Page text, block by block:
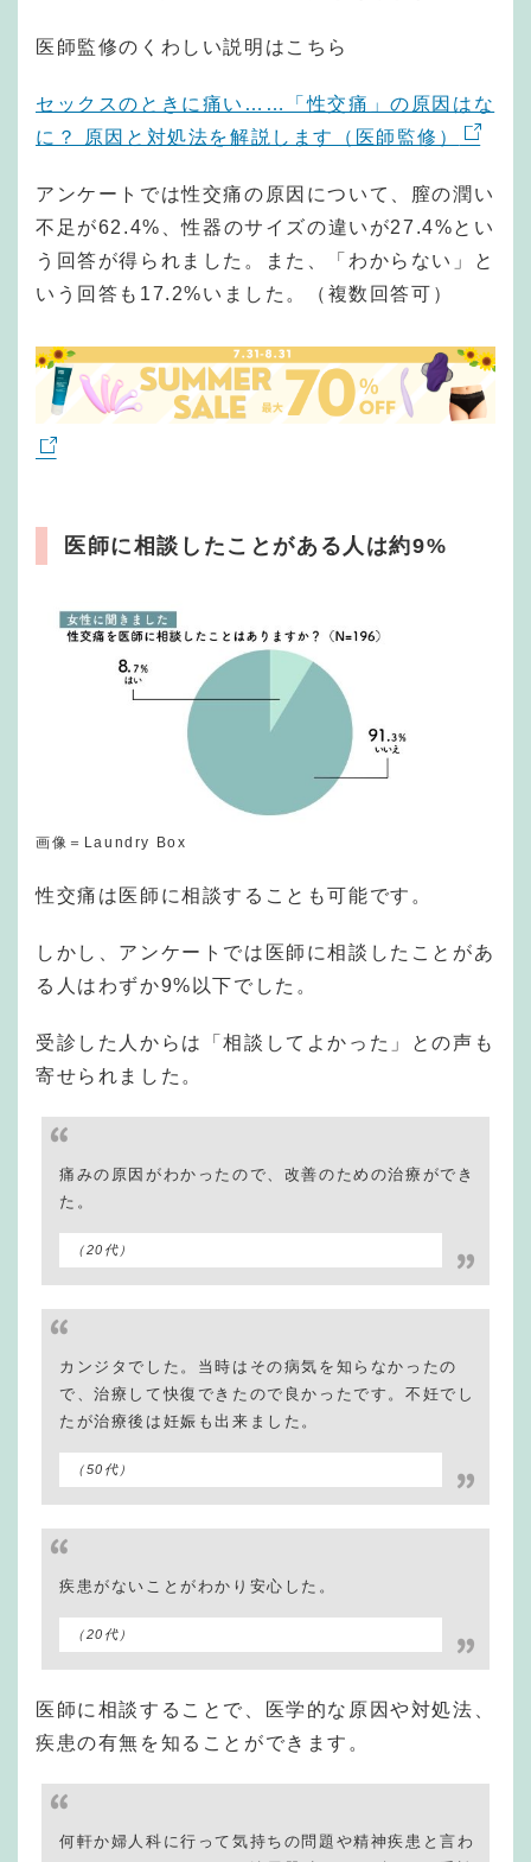
医師監修のくわしい説明はこちら
セックスのときに痛い……「性交痛」の原因はな
に？ 原因と対処法を解説します（医師監修）
アンケートでは性交痛の原因について、膣の潤い
不足が62.4%、性器のサイズの違いが27.4%とい
う回答が得られました。また、「わからない」と
いう回答も17.2%いました。（複数回答可）
医師に相談したことがある人は約9%
画像＝Laundry Box
性交痛は医師に相談することも可能です。
しかし、アンケートでは医師に相談したことがあ
る人はわずか9%以下でした。
受診した人からは「相談してよかった」との声も
寄せられました。
痛みの原因がわかったので、改善のための治療ができ
た。
（20代）
カンジタでした。当時はその病気を知らなかったの
で、治療して快復できたので良かったです。不妊でし
たが治療後は妊娠も出来ました。
（50代）
疾患がないことがわかり安心した。
（20代）
医師に相談することで、医学的な原因や対処法、
疾患の有無を知ることができます。
何軒か婦人科に行って気持ちの問題や精神疾患と言わ